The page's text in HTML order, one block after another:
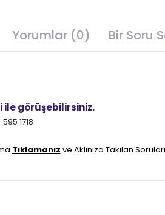
Yorumlar (0) Bir Soru
ile görüşebilirsiniz.
1718
Tıklamanız ve Aklınıza Takılan